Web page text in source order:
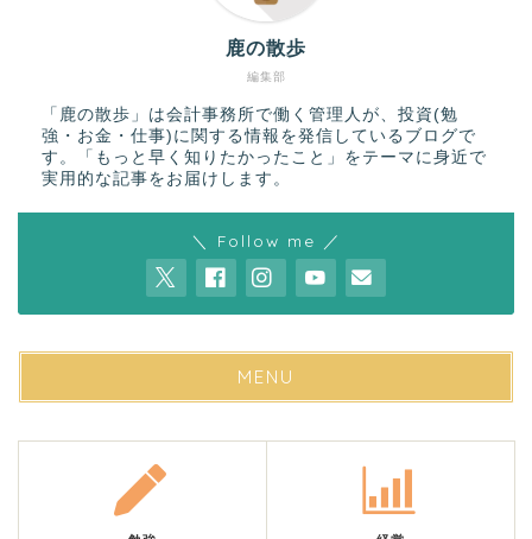
編集部
鹿の散歩
「鹿の散歩」は会計事務所で働く管理人が、投資(勉
強・お金・仕事)に関する情報を発信しているブログで
す。「もっと早く知りたかったこと」をテーマに身近で
実用的な記事をお届けします。
＼ Follow me ／
MENU